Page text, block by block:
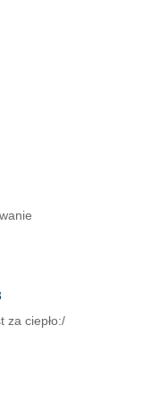
za ciepło:/